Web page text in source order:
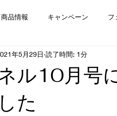
商品情報 キャンペーン フ
ル10月号
た
年5月29日 読了時間: 1分